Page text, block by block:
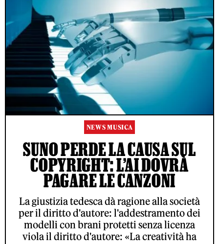
NEWS MUSICA
SUNO PERDE LA CAUSA SUL
COPYRIGHT: L’AI DOVRÀ
PAGARE LE CANZONI
La giustizia tedesca dà ragione alla società
per il diritto d'autore: l'addestramento dei
modelli con brani protetti senza licenza
viola il diritto d'autore: «La creatività ha